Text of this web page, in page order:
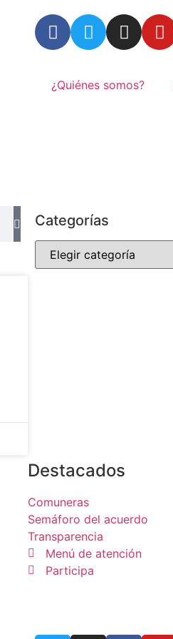
¿Quiénes somos?
Categorías
Destacados
Comuneras
Semáforo del acuerdo
Transparencia
Menú de atención
Participa